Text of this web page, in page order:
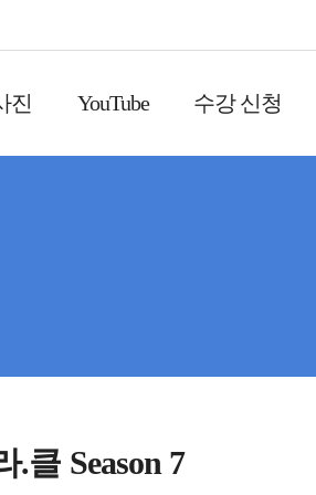
진 YouTube 수강 신청
클 Season 7